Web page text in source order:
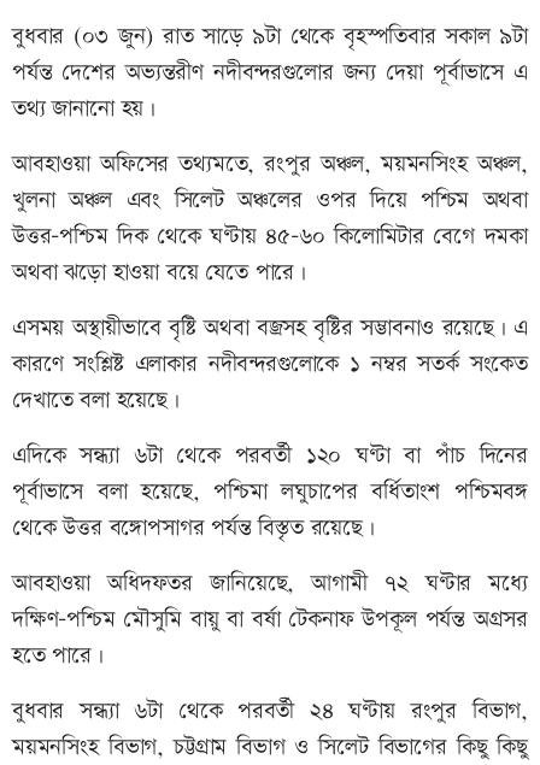
বুধবার (০৩ জুন) রাত সাড়ে ৯টা থেকে বৃহস্পতিবার সকাল ৯টা
পর্যন্ত দেশের অভ্যন্তরীণ নদীবন্দরগুলোর জন্য দেয়া পূর্বাভাসে এ
তথ্য জানানো হয়।
আবহাওয়া অফিসের তথ্যমতে, রংপুর অঞ্চল, ময়মনসিংহ অঞ্চল,
খুলনা অঞ্চল এবং সিলেট অঞ্চলের ওপর দিয়ে পশ্চিম অথবা
উত্তর-পশ্চিম দিক থেকে ঘণ্টায় ৪৫-৬০ কিলোমিটার বেগে দমকা
অথবা ঝড়ো হাওয়া বয়ে যেতে পারে।
এসময় অস্থায়ীভাবে বৃষ্টি অথবা বজ্রসহ বৃষ্টির সম্ভাবনাও রয়েছে। এ
কারণে সংশ্লিষ্ট এলাকার নদীবন্দরগুলোকে ১ নম্বর সতর্ক সংকেত
দেখাতে বলা হয়েছে।
এদিকে সন্ধ্যা ৬টা থেকে পরবর্তী ১২০ ঘণ্টা বা পাঁচ দিনের
পূর্বাভাসে বলা হয়েছে, পশ্চিমা লঘুচাপের বর্ধিতাংশ পশ্চিমবঙ্গ
থেকে উত্তর বঙ্গোপসাগর পর্যন্ত বিস্তৃত রয়েছে।
আবহাওয়া অধিদফতর জানিয়েছে, আগামী ৭২ ঘণ্টার মধ্যে
দক্ষিণ-পশ্চিম মৌসুমি বায়ু বা বর্ষা টেকনাফ উপকূল পর্যন্ত অগ্রসর
হতে পারে।
বুধবার সন্ধ্যা ৬টা থেকে পরবর্তী ২৪ ঘণ্টায় রংপুর বিভাগ,
ময়মনসিংহ বিভাগ, চট্টগ্রাম বিভাগ ও সিলেট বিভাগের কিছু কিছু